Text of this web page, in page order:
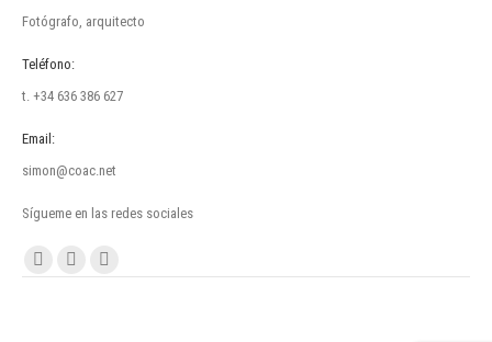
Fotógrafo, arquitecto
Teléfono:
t. +34 636 386 627
Email:
simon@coac.net
Sígueme en las redes sociales
Encuéntranos en: